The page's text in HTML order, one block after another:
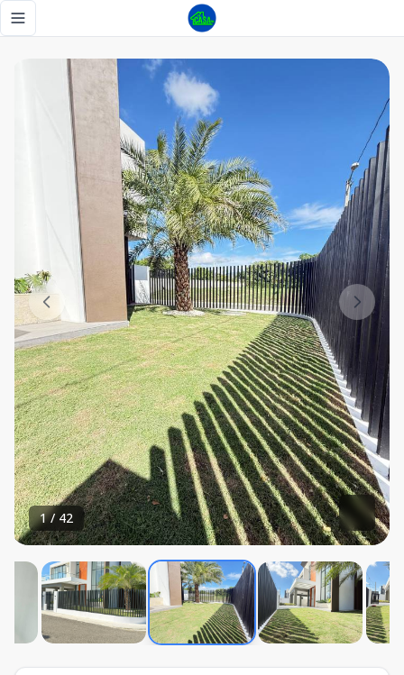
Toggle navigation menu
1/ 42
Casa en Venta en Santiago – Zona Exclusiva. Elegancia,